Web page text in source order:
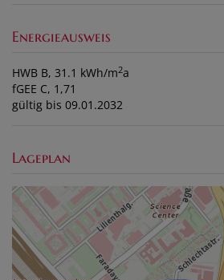
Energieausweis
HWB B, 31.1 kWh/m2a
fGEE C, 1,71
gültig bis 09.01.2032
Lageplan